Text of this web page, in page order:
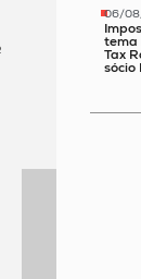
06/
tema
Tax
sócio